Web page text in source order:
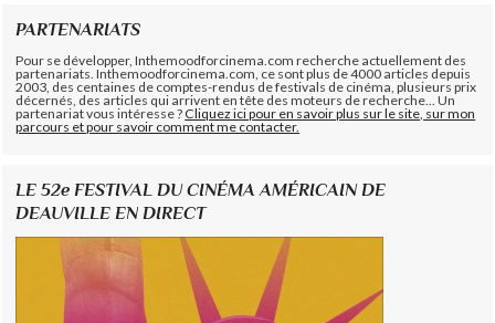
PARTENARIATS
Pour se développer, Inthemoodforcinema.com recherche actuellement des
partenariats. Inthemoodforcinema.com, ce sont plus de 4000 articles depuis
2003, des centaines de comptes-rendus de festivals de cinéma, plusieurs prix
décernés, des articles qui arrivent en tête des moteurs de recherche... Un
partenariat vous intéresse ?Cliquez ici pour en savoir plus sur le site, sur mon
parcours et pour savoir comment me contacter.
LE 52e FESTIVAL DU CINÉMA AMÉRICAIN DE
DEAUVILLE EN DIRECT